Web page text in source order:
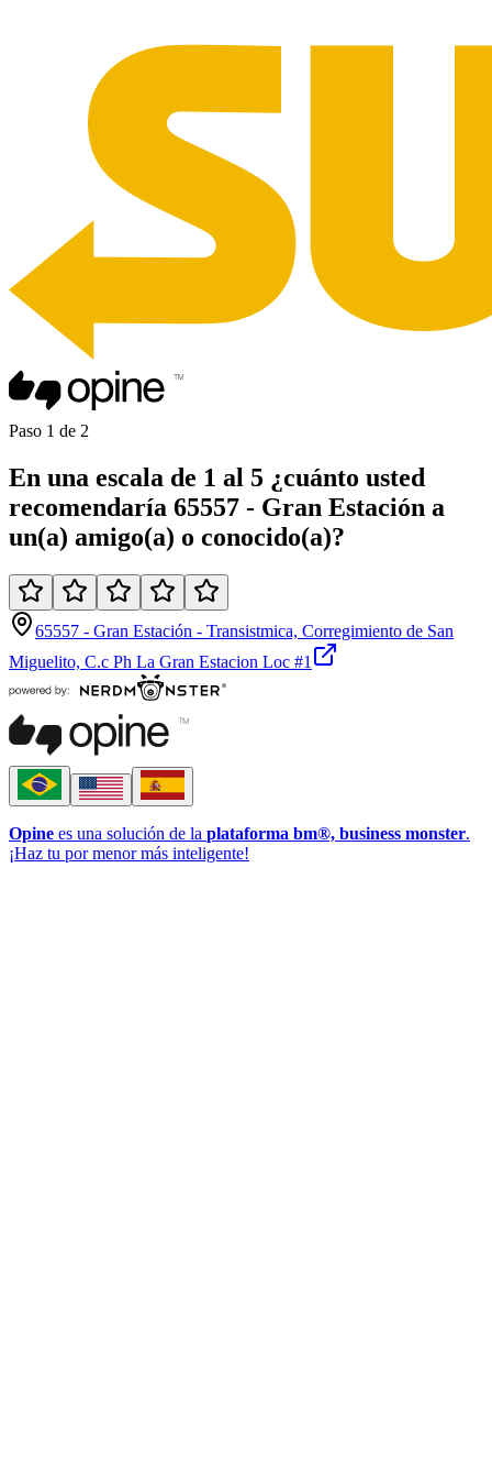
Paso 1 de 2
En una escala de 1 al 5 ¿cuánto usted
recomendaría 65557 - Gran Estación a
un(a) amigo(a) o conocido(a)?
65557 - Gran Estación - Transistmica, Corregimiento de San
Miguelito, C.c Ph La Gran Estacion Loc #1
Opine es una solución de la plataforma bm®, business monster.
¡Haz tu por menor más inteligente!